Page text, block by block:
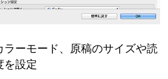
ラーモード、原稿のサイズや読
を設定